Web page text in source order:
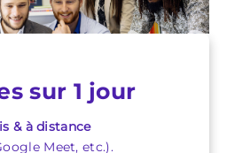
sur 1 jour
& à distance
Meet, etc.).